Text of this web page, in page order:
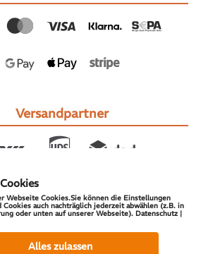
Versandpartner
S-PARTS | All Rights Reserved
Webseite Cookies.Sie können die Einstellungen
auch nachträglich jederzeit abwählen (z.B. in
oder unten auf unserer Webseite). Datenschutz |
Alles zulassen